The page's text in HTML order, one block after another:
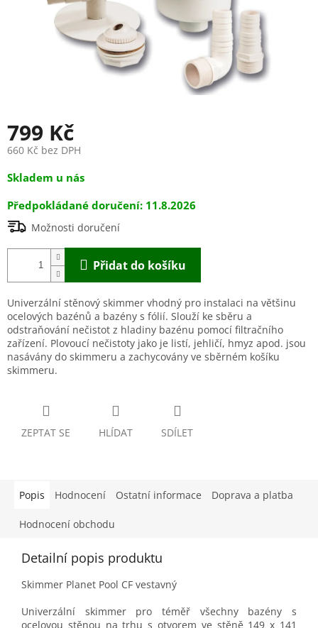
799 Kč
660 Kč bez DPH
Měrná
cena:
Skladem u nás
11.8.2026
Možnosti doručení
Přidat do košíku
Univerzální stěnový skimmer vhodný pro instalaci na většinu
ocelových bazénů a bazény s fólií. Slouží ke sběru a
odstraňování nečistot z hladiny bazénu pomocí filtračního
zařízení. Plovoucí nečistoty jako je listí, jehličí, hmyz apod. jsou
nasávány do skimmeru a zachycovány ve sběrném košíku
skimmeru.
ZEPTAT SE HLÍDAT SDÍLET
Popis Hodnocení Ostatní informace Doprava a platba
Hodnocení obchodu
Detailní popis produktu
Skimmer Planet Pool CF vestavný
Univerzální skimmer pro téměř všechny bazény s
ocelovou stěnou na trhu s otvorem ve stěně 149 x 141